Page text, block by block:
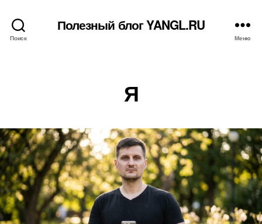
Поиск
Полезный блог YANGL.RU
Меню
Я